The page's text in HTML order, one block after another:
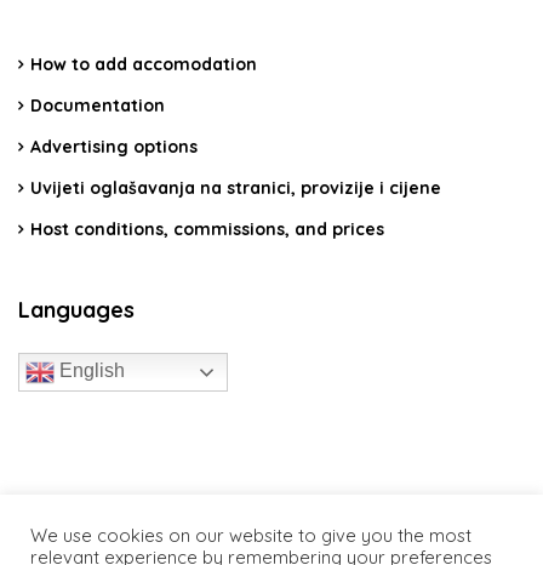
How to add accomodation
Documentation
Advertising options
Uvijeti oglašavanja na stranici, provizije i cijene
Host conditions, commissions, and prices
Languages
English
We use cookies on our website to give you the most
relevant experience by remembering your preferences